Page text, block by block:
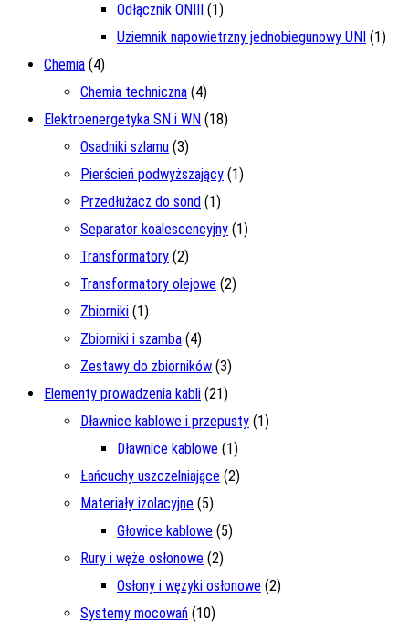
Odłącznik ONIII (1)
Uziemnik napowietrzny jednobiegunowy UNI (1)
Chemia (4)
Chemia techniczna (4)
Elektroenergetyka SN i WN (18)
Osadniki szlamu (3)
Pierścień podwyższający (1)
Przedłużacz do sond (1)
Separator koalescencyjny (1)
Transformatory (2)
Transformatory olejowe (2)
Zbiorniki (1)
Zbiorniki i szamba (4)
Zestawy do zbiorników (3)
Elementy prowadzenia kabli (21)
Dławnice kablowe i przepusty (1)
Dławnice kablowe (1)
Łańcuchy uszczelniające (2)
Materiały izolacyjne (5)
Głowice kablowe (5)
Rury i węże osłonowe (2)
Osłony i wężyki osłonowe (2)
Systemy mocowań (10)